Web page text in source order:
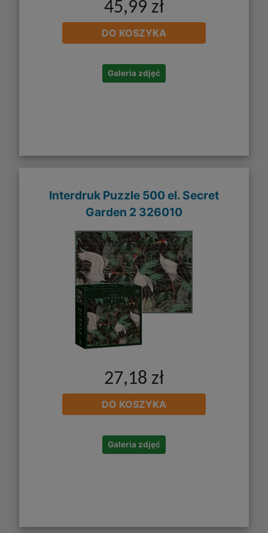
45,99 zł
DO KOSZYKA
Galeria zdjęć
Interdruk Puzzle 500 el. Secret
Garden 2 326010
27,18 zł
DO KOSZYKA
Galeria zdjęć